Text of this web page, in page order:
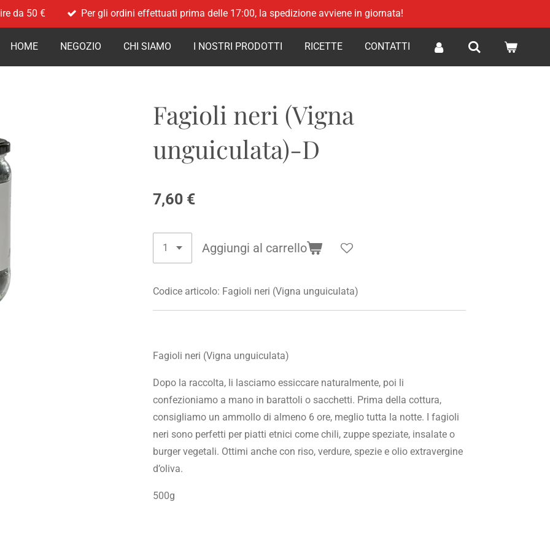
da 50 € Per gli ordini effettuati prima delle 17:00, la spedizione avviene in giornata!
HOME NEGOZIO CHI SIAMO I NOSTRI PRODOTTI RICETTE CONTATTI
Fagioli neri (Vigna
unguiculata)-D
7,60 €
Aggiungi al carrello
Codice articolo: Fagioli neri (Vigna unguiculata)
Fagioli neri (Vigna unguiculata)
Dopo la raccolta, li lasciamo essiccare naturalmente, poi li
confezioniamo a mano in barattoli o sacchetti. Prima della cottura,
consigliamo un ammollo di almeno 6 ore, meglio tutta la notte. I fagioli
neri sono perfetti per piatti etnici come chili, zuppe speziate, insalate o
burger vegetali. Ottimi anche con riso, verdure, spezie e olio extravergine
d’oliva.
500g